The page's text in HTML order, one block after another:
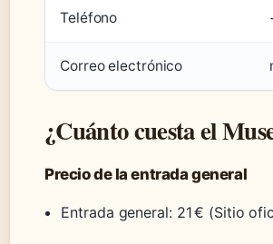
Teléfono
Correo electrónico
¿Cuánto cuesta el
Precio de la entrada general
Entrada general: 21 € (Sitio